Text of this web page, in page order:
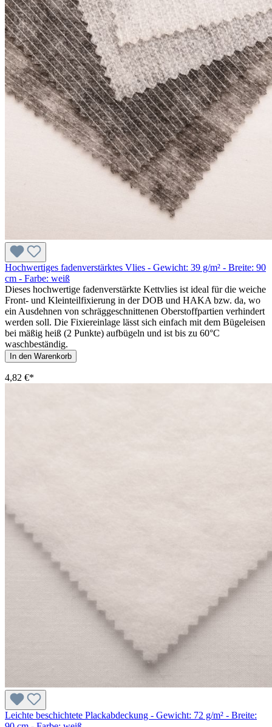
Hochwertiges fadenverstärktes Vlies - Gewicht: 39 g/m² - Breite: 90
cm - Farbe: weiß
Dieses hochwertige fadenverstärkte Kettvlies ist ideal für die weiche
Front- und Kleinteilfixierung in der DOB und HAKA bzw. da, wo
ein Ausdehnen von schräggeschnittenen Oberstoffpartien verhindert
werden soll. Die Fixiereinlage lässt sich einfach mit dem Bügeleisen
bei mäßig heiß (2 Punkte) aufbügeln und ist bis zu 60°C
waschbeständig.
In den Warenkorb
4,82 €*
Leichte beschichtete Plackabdeckung - Gewicht: 72 g/m² - Breite: